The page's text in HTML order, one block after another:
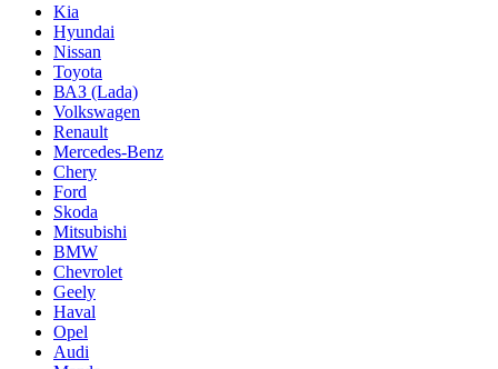
Kia
Hyundai
Nissan
Toyota
ВАЗ (Lada)
Volkswagen
Renault
Mercedes-Benz
Chery
Ford
Skoda
Mitsubishi
BMW
Chevrolet
Geely
Haval
Opel
Audi